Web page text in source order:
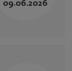
09.06.2026